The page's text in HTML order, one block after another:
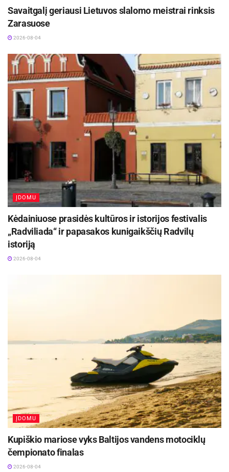
Savaitgalį geriausi Lietuvos slalomo meistrai rinksis
Zarasuose
2026-08-04
ĮDOMU
Kėdainiuose prasidės kultūros ir istorijos festivalis
„Radviliada“ ir papasakos kunigaikščių Radvilų
istoriją
2026-08-04
ĮDOMU
Kupiškio mariose vyks Baltijos vandens motociklų
čempionato finalas
2026-08-04